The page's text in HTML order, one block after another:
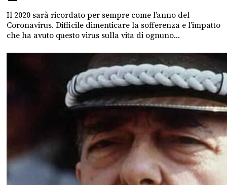
Il 2020 sarà ricordato per sempre come l’anno del
Coronavirus. Difficile dimenticare la sofferenza e l’impatto
che ha avuto questo virus sulla vita di ognuno...